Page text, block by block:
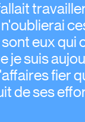
eux qui
je suis
fier
de ses